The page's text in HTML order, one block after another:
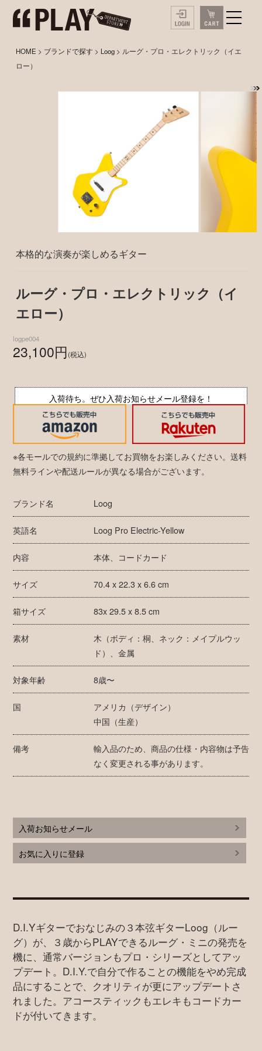
HOME > ブランドで探す > Loog > ルーグ・プロ・エレクトリック（イエ
ロー）
本格的な演奏が楽しめるギター
ルーグ・プロ・エレクトリック（イ
エロー）
logpe004
23,100円(税込)
入荷待ち。ぜひ入荷お知らせメール登録を！
※各モールでの規約に準拠してお買物をお楽しみください。送料
無料ラインや配送ルールが異なる場合がございます。
ブランド名 Loog
英語名 Loog Pro Electric-Yellow
内容 本体、コードカード
サイズ 70.4 x 22.3 x 6.6 cm
箱サイズ 83x 29.5 x 8.5 cm
素材
木（ボディ：桐、ネック：メイプルウッ
ド）、金属
対象年齢 8歳〜
国
アメリカ（デザイン）
中国（生産）
備考
輸入品のため、商品の仕様・内容物は予告
なく変更される事があります。
入荷お知らせメール
お気に入りに登録
D.I.Yギターでおなじみの３本弦ギターLoog（ルー
グ）が、３歳からPLAYできるルーグ・ミニの発売を
機に、通常バージョンもプロ・シリーズとしてアッ
プデート。D.I.Y.で自分で作ることの機能をやめ完成
品にすることで、クオリティが更にアップデートさ
れました。アコースティックもエレキもコードカー
ドが付いてきます。